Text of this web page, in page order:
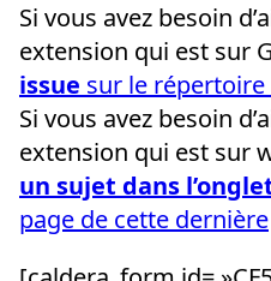
Si vous avez besoin
extension qui est sur
issue sur le
Si vous avez besoin
extension qui est sur
un sujet dans
page de cette dernière